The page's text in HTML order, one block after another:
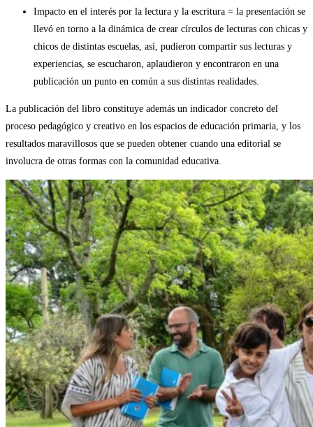
Impacto en el interés por la lectura y la escritura = la presentación se
llevó en torno a la dinámica de crear círculos de lecturas con chicas y
chicos de distintas escuelas, así, pudieron compartir sus lecturas y
experiencias, se escucharon, aplaudieron y encontraron en una
publicación un punto en común a sus distintas realidades.
La publicación del libro constituye además un indicador concreto del
proceso pedagógico y creativo en los espacios de educación primaria, y los
resultados maravillosos que se pueden obtener cuando una editorial se
involucra de otras formas con la comunidad educativa.